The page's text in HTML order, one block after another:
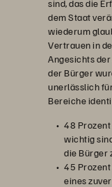
sind, das die
dem Staat
wiederum
Vertrauen in
Angesichts
der Bürger
unerlässlich
Bereiche
48 Prozent
wichtig
die Bürger
45 Prozent
eines